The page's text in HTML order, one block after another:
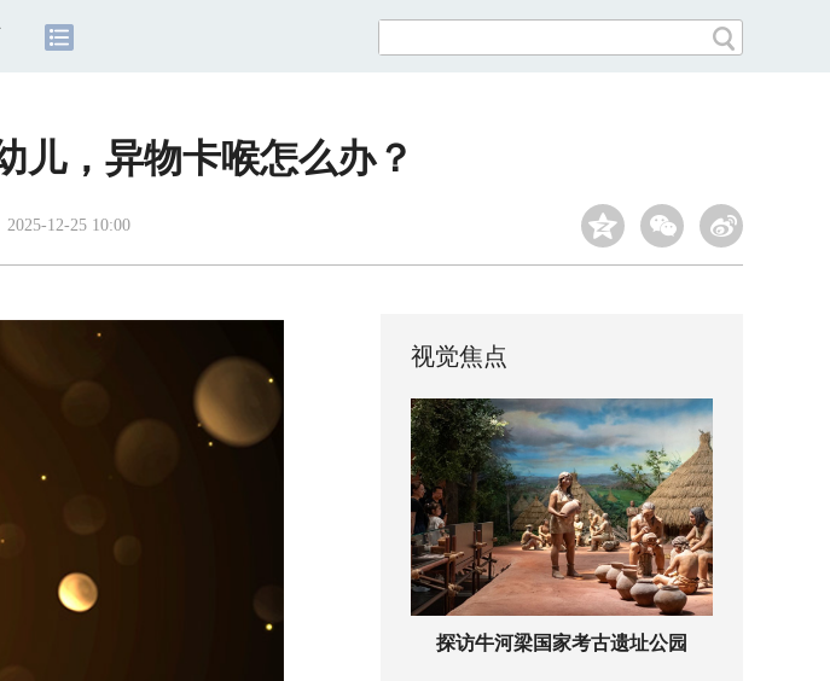
儿，异物卡喉怎么办？
2025-12-25 10:00
视觉焦点
探访牛河梁国家考古遗址公园